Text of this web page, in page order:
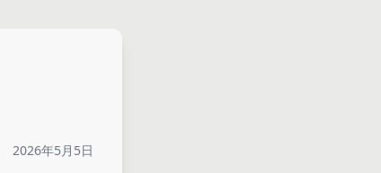
2026年5月5日